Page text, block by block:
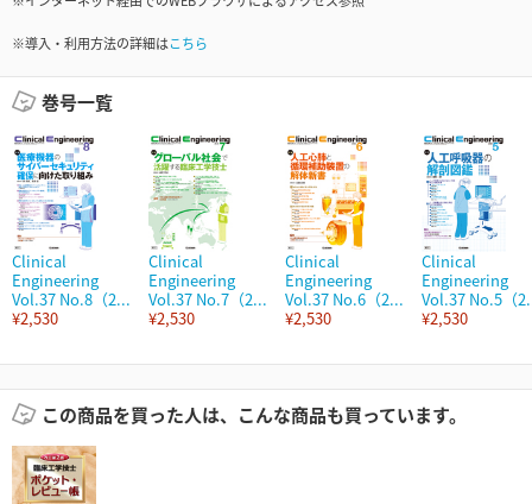
※導入・利用方法の詳細はこちら
巻号一覧
Clinical
Engineering
Vol.37 No.8（2...
¥2,530
Clinical
Engineering
Vol.37 No.7（2...
¥2,530
Clinical
Engineering
Vol.37 No.6（2...
¥2,530
Clinical
Engineering
Vol.37 No.5（
¥2,530
この商品を買った人は、こんな商品も買っています。